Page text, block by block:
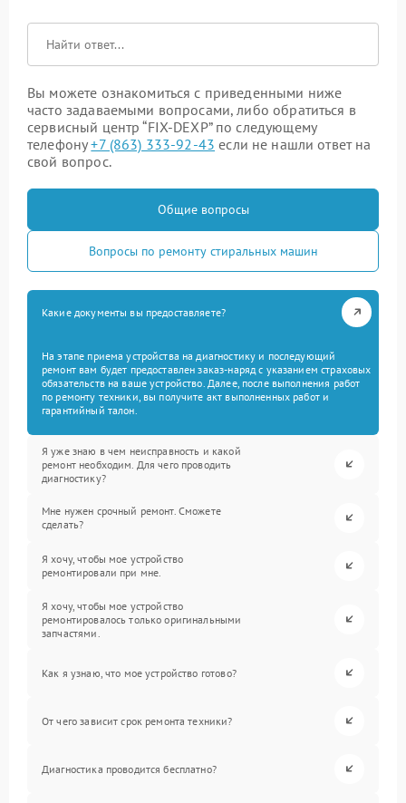
Вы можете ознакомиться с приведенными ниже
часто задаваемыми вопросами, либо обратиться в
сервисный центр “FIX-DEXP” по следующему
телефону+7 (863) 333-92-43 если не нашли ответ на
свой вопрос.
Общие вопросы
Вопросы по ремонту стиральных машин
Какие документы вы предоставляете?
На этапе приема устройства на диагностику и последующий
ремонт вам будет предоставлен заказ-наряд с указанием страховых
обязательств на ваше устройство. Далее, после выполнения работ
по ремонту техники, вы получите акт выполненных работ и
гарантийный талон.
Я уже знаю в чем неисправность и какой
ремонт необходим. Для чего проводить
диагностику?
Мне нужен срочный ремонт. Сможете
сделать?
Я хочу, чтобы мое устройство
ремонтировали при мне.
Я хочу, чтобы мое устройство
ремонтировалось только оригинальными
запчастями.
Как я узнаю, что мое устройство готово?
От чего зависит срок ремонта техники?
Диагностика проводится бесплатно?